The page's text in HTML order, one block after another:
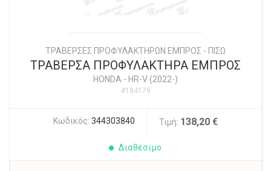
ΤΡΑΒΕΡΣΕΣ ΠΡΟΦΥΛΑΚΤΗΡΩΝ ΕΜΠΡΟΣ - ΠΙΣΩ
ΤΡΑΒΕΡΣΑ ΠΡΟΦΥΛΑΚΤΗΡΑ ΕΜΠΡΟΣ
HONDA - HR-V (2022-)
#184179
Κωδικός: 344303840 Τιμή: 138,20 €
Διαθέσιμο